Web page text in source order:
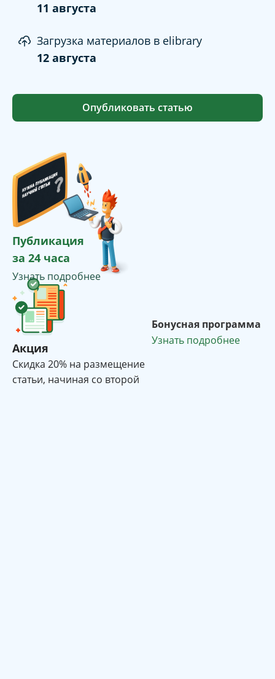
11 августа
Загрузка материалов в elibrary
12 августа
Опубликовать статью
Публикация
за 24 часа
Узнать подробнее
Акция
Cкидка 20% на размещение
статьи, начиная со второй
Бонусная программа
Узнать подробнее